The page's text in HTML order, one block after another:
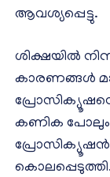
ആവശ്യപ്പെട്ടു.
ശിക്ഷയിൽ
കാരണങ്ങൾ
കണിക പോലും
പ്രോസിക്യൂഷൻ